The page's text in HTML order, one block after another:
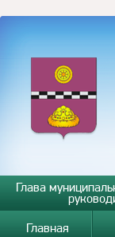
Глава
Главная